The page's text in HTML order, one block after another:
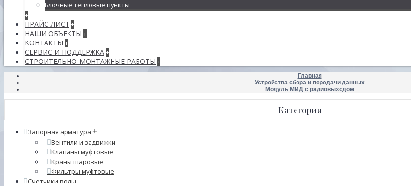
Блочные тепловые пункты
+
ПРАЙС-ЛИСТ +
НАШИ ОБЪЕКТЫ +
КОНТАКТЫ +
СЕРВИС И ПОДДЕРЖКА+
СТРОИТЕЛЬНО-МОНТАЖНЫЕ РАБОТЫ +
Главная
Устройства сбора и передачи данных
Модуль МИД с радиовыходом
Категории
Запорная арматура +
Вентили и задвижки
Клапаны муфтовые
Краны шаровые
Фильтры муфтовые
Счетчики воды